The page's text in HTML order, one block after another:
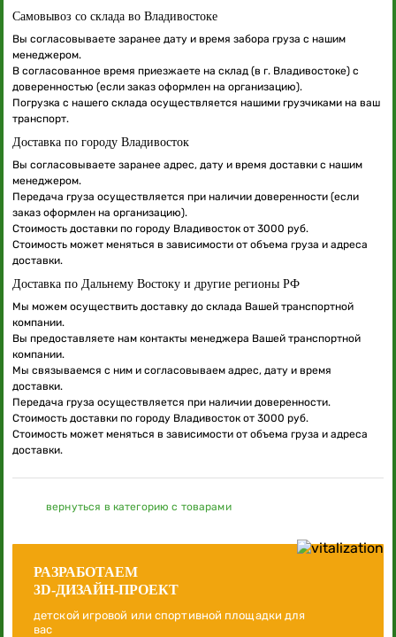
Самовывоз со склада во Владивостоке
Вы согласовываете заранее дату и время забора груза с нашим
менеджером.
В согласованное время приезжаете на склад (в г. Владивостоке) с
доверенностью (если заказ оформлен на организацию).
Погрузка с нашего склада осуществляется нашими грузчиками на ваш
транспорт.
Доставка по городу Владивосток
Вы согласовываете заранее адрес, дату и время доставки с нашим
менеджером.
Передача груза осуществляется при наличии доверенности (если
заказ оформлен на организацию).
Стоимость доставки по городу Владивосток от 3000 руб.
Стоимость может меняться в зависимости от объема груза и адреса
доставки.
Доставка по Дальнему Востоку и другие регионы РФ
Мы можем осуществить доставку до склада Вашей транспортной
компании.
Вы предоставляете нам контакты менеджера Вашей транспортной
компании.
Мы связываемся с ним и согласовываем адрес, дату и время
доставки.
Передача груза осуществляется при наличии доверенности.
Стоимость доставки по городу Владивосток от 3000 руб.
Стоимость может меняться в зависимости от объема груза и адреса
доставки.
вернуться в категорию с товарами
РАЗРАБОТАЕМ
3D-ДИЗАЙН-ПРОЕКТ
детской игровой или спортивной площадки для
вас